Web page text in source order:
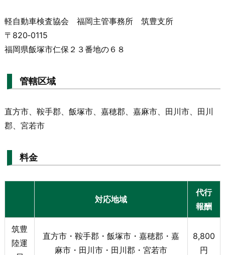
軽自動車検査協会 福岡主管事務所 筑豊支所
〒820‐0115
福岡県飯塚市仁保２３番地の６８
管轄区域
直方市、鞍手郡、飯塚市、嘉穂郡、嘉麻市、田川市、田川
郡、宮若市
料金
対応地域
代行
報酬
筑豊
陸運
直方市・鞍手郡・飯塚市・嘉穂郡・嘉
麻市・田川市・田川郡・宮若市
8,800
円